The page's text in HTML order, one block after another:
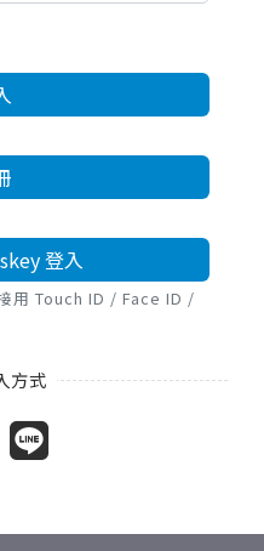
登入
用 Touch ID / Face ID /